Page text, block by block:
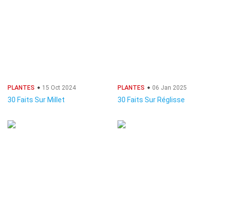
PLANTES 15 Oct 2024
30 Faits Sur Millet
PLANTES 06 Jan 2025
30 Faits Sur Réglisse